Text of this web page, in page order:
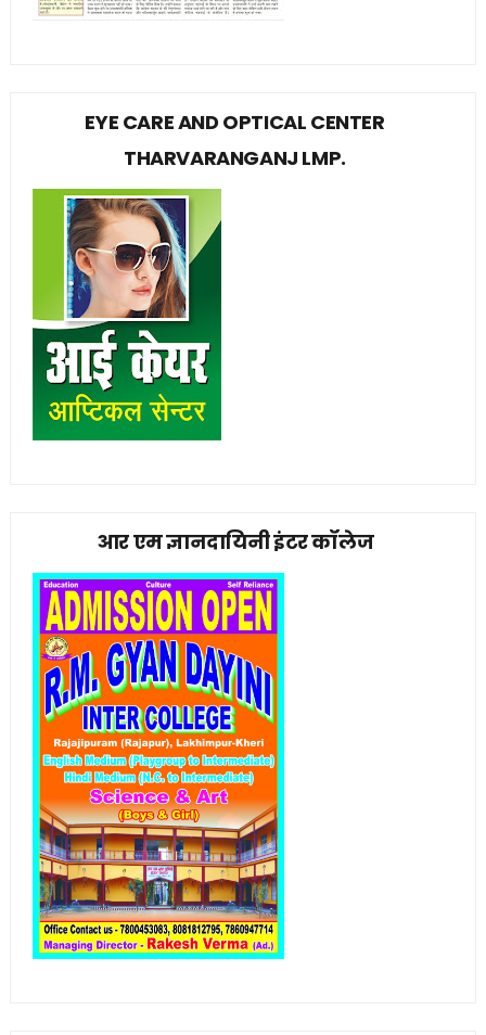
EYE CARE AND OPTICAL CENTER
THARVARANGANJ LMP.
आर एम ज्ञानदायिनी इंटर कॉलेज